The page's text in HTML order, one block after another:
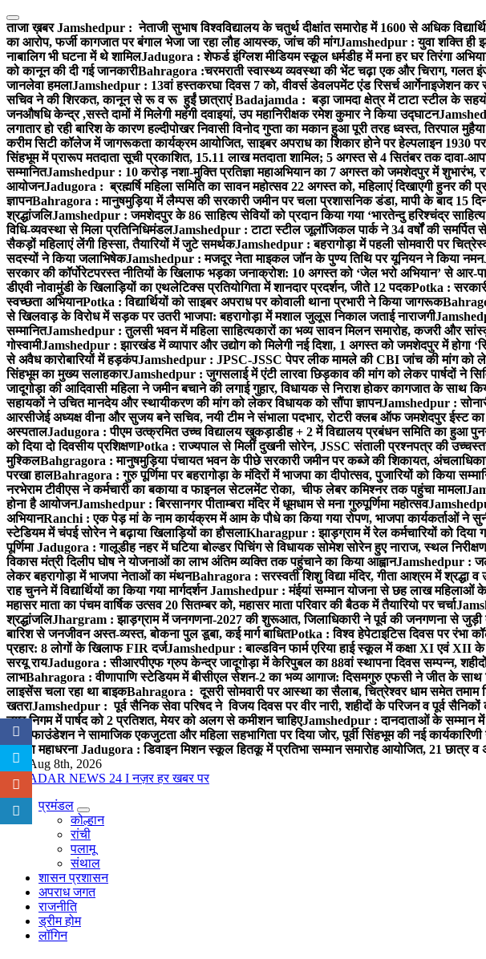
Skip
to
content
ताजा ख़बरJamshedpur : नेताजी सुभाष विश्वविद्यालय के चतुर्थ दीक्षांत समारोह में 1600 से अधिक
का आरोप, फर्जी कागजात पर बंगाल भेजा जा रहा लौह आयस्क, जांच की मांगJamshedpur : युवा शक्ति ही
नाबालिग भी घटना में थे शामिलJadugora : शेफर्ड इंग्लिश मीडियम स्कूल धर्मडीह में मना हर घर तिरंगा
को कानून की दी गई जानकारीBahragora :चरमराती स्वास्थ्य व्यवस्था की भेंट चढ़ा एक और चिराग, गलत
जानलेवा हमलाJamshedpur : 13वां हस्तकरघा दिवस 7 को, वीवर्स डेवलपमेंट एंड रिसर्च आर्गेनाइजेशन
सचिव ने की शिरकत, कानून से रू व रू हुईं छात्राएंBadajamda : बड़ा जामदा क्षेत्र में टाटा स्टील के
जनऔषधि केन्द्र ,सस्ते दामों में मिलेगी महंगी दवाइयां, उप महानिरीक्षक रमेश कुमार ने किया उद्घाटन
लगातार हो रही बारिश के कारण हल्दीपोखर निवासी विनोद गुप्ता का मकान हुआ पूरी तरह ध्वस्त, तिरपाल
करीम सिटी कॉलेज में जागरूकता कार्यक्रम आयोजित, साइबर अपराध का शिकार होने पर हेल्पलाइन 1930
सिंहभूम में प्रारूप मतदाता सूची प्रकाशित, 15.11 लाख मतदाता शामिल; 5 अगस्त से 4 सितंबर तक दावा-
सम्मानितJamshedpur : 10 करोड़ नशा-मुक्ति प्रतिज्ञा महाअभियान का 7 अगस्त को जमशेदपुर में शुभारंभ,
आयोजनJadugora : ब्रह्मर्षि महिला समिति का सावन महोत्सव 22 अगस्त को, महिलाएं दिखाएगी हुनर की
ज्ञापनBahragora : मानुषमुड़िया में लैम्पस की सरकारी जमीन पर चला प्रशासनिक डंडा, मापी के बाद 15
श्रद्धांजलिJamshedpur : जमशेदपुर के 86 साहित्य सेवियों को प्रदान किया गया ‘भारतेन्दु हरिश्चंद्र
विधि-व्यवस्था से मिला प्रतिनिधिमंडलJamshedpur : टाटा स्टील जूलॉजिकल पार्क ने 34 वर्षों की समर्पित
सैकड़ों महिलाएं लेंगी हिस्सा, तैयारियों में जुटे समर्थकJamshedpur : बहरागोड़ा में पहली सोमवारी पर
सदस्यों ने किया जलाभिषेकJamshedpur : मजदूर नेता माइकल जॉन के पुण्य तिथि पर यूनियन ने किया नमन
सरकार की कॉर्पोरेटपरस्त नीतियों के खिलाफ भड़का जनाक्रोश: 10 अगस्त को ‘जेल भरो अभियान’ से आर-
डीएवी नोवामुंडी के खिलाड़ियों का एथलेटिक्स प्रतियोगिता में शानदार प्रदर्शन, जीते 12 पदकPotka :
स्वच्छता अभियानPotka : विद्यार्थियों को साइबर अपराध पर कोवाली थाना प्रभारी ने किया जागरूक
से खिलवाड़ के विरोध में सड़क पर उतरी भाजपा: बहरागोड़ा में मशाल जुलूस निकाल जताई नाराजगी
सम्मानितJamshedpur : तुलसी भवन में महिला साहित्यकारों का भव्य सावन मिलन समारोह, कजरी और
गोस्वामीJamshedpur : झारखंड में व्यापार और उद्योग को मिलेगी नई दिशा, 1 अगस्त को जमशेदपुर में होगा
से अवैध कारोबारियों में हड़कंपJamshedpur : JPSC-JSSC पेपर लीक मामले की CBI जांच की मांग को
सिंहभूम का मुख्य सलाहकारJamshedpur : जुगसलाई में एंटी लारवा छिड़काव की मांग को लेकर पार्षदों ने
जादूगोड़ा की आदिवासी महिला ने जमीन बचाने की लगाई गुहार, विधायक से निराश होकर कागजात के साथ
सहायकों ने उचित मानदेय और स्थायीकरण की मांग को लेकर विधायक को सौंपा ज्ञापनJamshedpur :
आरसीजेई अध्यक्ष वीना और सुजय बने सचिव, नयी टीम ने संभाला पदभार, रोटरी क्लब ऑफ जमशेदपुर ईस्ट का
अस्पतालJadugora : पीएम उत्क्रमित उच्च विद्यालय खुकड़ाडीह + 2 में विद्यालय प्रबंधन समिति का हुआ
को दिया दो दिवसीय प्रशिक्षणPotka : राज्यपाल से मिलीं दुखनी सोरेन, JSSC संताली प्रश्नपत्र की
मुश्किलBahgragora : मानुषमुड़िया पंचायत भवन के पीछे सरकारी जमीन पर कब्जे की शिकायत,
परखा हालBahragora : गुरु पूर्णिमा पर बहरागोड़ा के मंदिरों में भाजपा का दीपोत्सव, पुजारियों को किया
नरभेराम टीवीएस ने कर्मचारी का बकाया व फाइनल सेटलमेंट रोका, चीफ लेबर कमिश्नर तक पहुंचा मामला
होना है आयोजनJamshedpur : बिरसानगर पीताम्बरा मंदिर में धूमधाम से मना गुरुपूर्णिमा महोत्सव
अभियानRanchi : एक पेड़ मां के नाम कार्यक्रम में आम के पौधे का किया गया रोपण, भाजपा कार्यकर्ताओं ने
स्टेडियम में चंपई सोरेन ने बढ़ाया खिलाड़ियों का हौसलाKharagpur : झाड़ग्राम में रेल कर्मचारियों को
पूर्णिमाJadugora : गालूडीह नहर में घटिया बोल्डर पिचिंग से विधायक सोमेश सोरेन हुए नाराज, स्थल
विकास मंत्री दिलीप घोष ने योजनाओं का लाभ अंतिम व्यक्ति तक पहुंचाने का किया आह्वानJamshedpur :
लेकर बहरागोड़ा में भाजपा नेताओं का मंथनBahragora : सरस्वती शिशु विद्या मंदिर, गीता आश्रम में श्रद्धा
राह चुनने में विद्यार्थियों का किया गया मार्गदर्शनJamshedpur : मंईयां सम्मान योजना से छह लाख महिलाओं के
महासर माता का पंचम वार्षिक उत्सव 20 सितम्बर को, महासर माता परिवार की बैठक में तैयारियो पर चर्चा
श्रद्धांजलिJhargram : झाड़ग्राम में जनगणना-2027 की शुरूआत, जिलाधिकारी ने पूर्व की जनगणना से जुड़ी
बारिश से जनजीवन अस्त-व्यस्त, बोकना पुल डूबा, कई मार्ग बाधितPotka : विश्व हेपेटाइटिस दिवस पर रंभा
प्रहार: 8 लोगों के खिलाफ FIR दर्जJamshedpur : बाल्डविन फार्म एरिया हाई स्कूल में कक्षा XI एवं XII के
सरयू रायJadugora : सीआरपीएफ ग्रुप केन्द्र जादूगोड़ा में केरिपुबल का 88वां स्थापना दिवस सम्पन्न, शहीदों
लाभBahragora : वीणापाणि स्टेडियम में बीसीएल सेशन-2 का भव्य आगाज: दिसमगुरु एफसी ने जीत के साथ
लाइसेंस चला रहा था बाइकBahragora : दूसरी सोमवारी पर आस्था का सैलाब, चित्रेश्वर धाम समेत तमाम
खतराJamshedpur : पूर्व सैनिक सेवा परिषद ने विजय दिवस पर वीर नारी, शहीदों के परिजन व पूर्व सैनिकों
नगर निगम में पार्षद को 2 प्रतिशत, मेयर को अलग से कमीशन चाहिएJamshedpur : दानदाताओं के सम्मान में
विप्र फाउंडेशन ने सामाजिक एकजुटता और महिला सहभागिता पर दिया जोर, पूर्वी सिंहभूम की नई
में होगा महाधरनाJadugora : डिवाइन मिशन स्कूल हितकू में प्रतिभा सम्मान समारोह आयोजित, 21 छात्र व
Sat. Aug 8th, 2026
नज़र हर खबर पर
प्रमंडल
कोल्हान
रांची
पलामू
संथाल
शासन प्रशासन
अपराध जगत
राजनीति
ड्रीम होम
लॉगिन